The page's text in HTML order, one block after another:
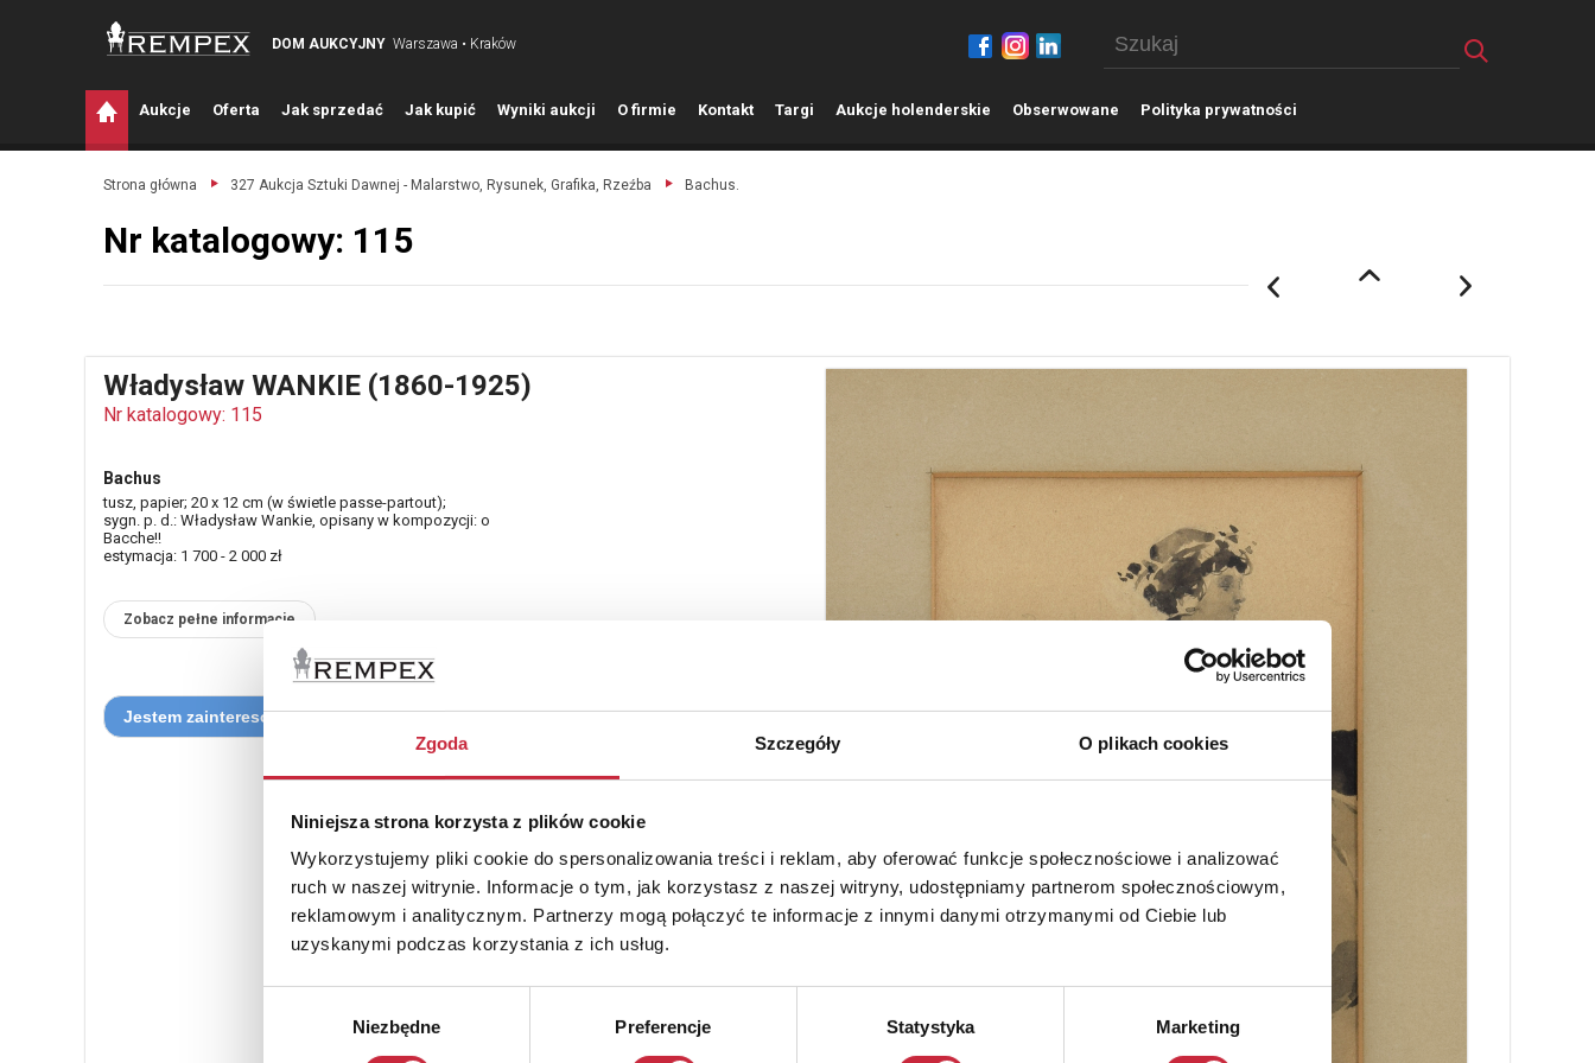
Zgoda Szczegóły O plikach cookies
Niniejsza strona korzysta z plików cookie
Wykorzystujemy pliki cookie do spersonalizowania treści i reklam, aby oferować funkcje społecznościowe i analizować
ruch w naszej witrynie. Informacje o tym, jak korzystasz z naszej witryny, udostępniamy partnerom społecznościowym,
reklamowym i analitycznym. Partnerzy mogą połączyć te informacje z innymi danymi otrzymanymi od Ciebie lub
uzyskanymi podczas korzystania z ich usług.
Niezbędne Preferencje Statystyka Marketing
DOM AUKCYJNY Warszawa • Kraków
Aukcje Oferta Jak sprzedać Jak kupić Wyniki aukcji O firmie Kontakt Targi Aukcje holenderskie Obserwowane Polityka prywatności
Strona główna 327 Aukcja Sztuki Dawnej - Malarstwo, Rysunek, Grafika, Rzeźba Bachus.
Nr katalogowy: 115
Władysław WANKIE (1860-1925)
Nr katalogowy: 115
Bachus
tusz, papier; 20 x 12 cm (w świetle passe-partout);
sygn. p. d.: Władysław Wankie, opisany w kompozycji: o
Bacche!!
estymacja: 1 700 - 2 000 zł
Zobacz pełne informacje